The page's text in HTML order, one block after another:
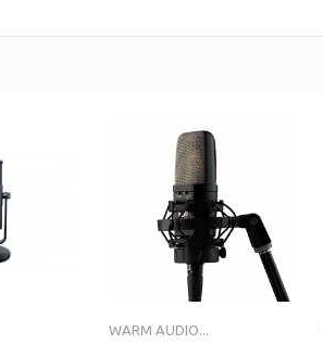
WARM AUDIO...